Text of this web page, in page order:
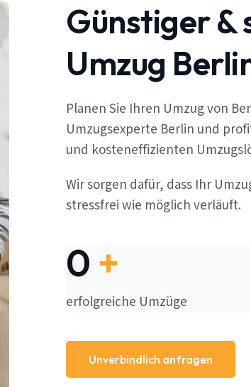
Günstiger &
Umzug
Planen Sie Ihren Umzug von
Umzugsexperte Berlin und
und kosteneffizienten
Wir sorgen dafür, dass Ihr
stressfrei wie möglich verläuft.
0 +
erfolgreiche Umzüge
Unverbindlich anfragen